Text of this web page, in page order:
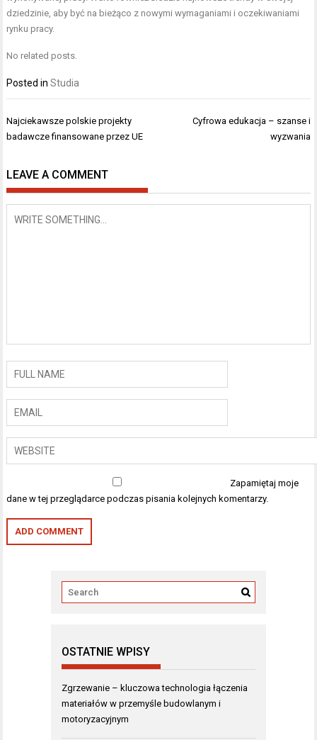
dziedzinie, aby być na bieżąco z nowymi wymaganiami i oczekiwaniami
rynku pracy.
No related posts.
Posted inStudia
Nawigacja
wpisu
Najciekawsze polskie projekty
badawcze finansowane przez UE
Cyfrowa edukacja – szanse i
wyzwania
LEAVE A COMMENT
Zapamiętaj moje
dane w tej przeglądarce podczas pisania kolejnych komentarzy.
OSTATNIE WPISY
Zgrzewanie – kluczowa technologia łączenia
materiałów w przemyśle budowlanym i
motoryzacyjnym